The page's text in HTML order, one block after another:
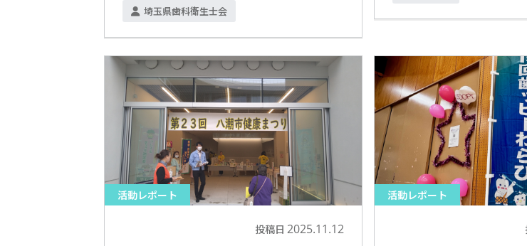
埼玉県歯科衛生士会
活動レポート
投稿日 2025.11.12
活動レポート